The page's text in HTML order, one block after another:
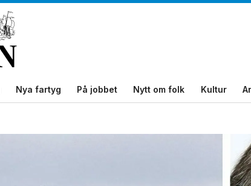
Nya fartyg På jobbet Nytt om folk Kultur